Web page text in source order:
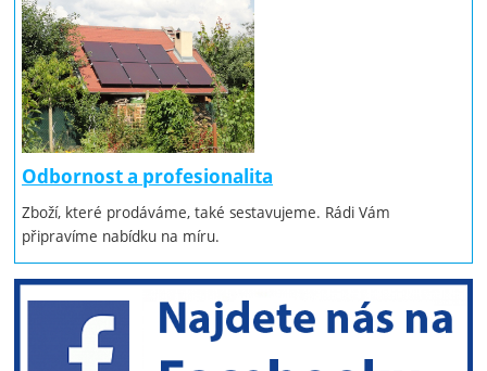
Odbornost a profesionalita
Zboží, které prodáváme, také sestavujeme. Rádi Vám
připravíme nabídku na míru.